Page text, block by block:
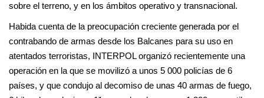
sobre el terreno, y en los ámbitos operativo y transnacional.
Habida cuenta de la preocupación creciente generada por el
contrabando de armas desde los Balcanes para su uso en
atentados terroristas, INTERPOL organizó recientemente una
operación en la que se movilizó a unos 5 000 policías de 6
países, y que condujo al decomiso de unas 40 armas de fuego,